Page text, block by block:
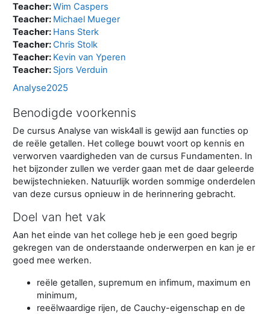
Teacher:Wim Caspers
Teacher: Michael Mueger
Teacher: Hans Sterk
Teacher:Chris Stolk
Teacher: Kevin van Yperen
Teacher: Sjors Verduin
Analyse2025
Benodigde voorkennis
De cursus Analyse van wisk4all is gewijd aan functies op
de reële getallen. Het college bouwt voort op kennis en
verworven vaardigheden van de cursus Fundamenten. In
het bijzonder zullen we verder gaan met de daar geleerde
bewijstechnieken. Natuurlijk worden sommige onderdelen
van deze cursus opnieuw in de herinnering gebracht.
Doel van het vak
Aan het einde van het college heb je een goed begrip
gekregen van de onderstaande onderwerpen en kan je er
goed mee werken.
reële getallen, supremum en infimum, maximum en
minimum,
reeëlwaardige rijen, de Cauchy-eigenschap en de